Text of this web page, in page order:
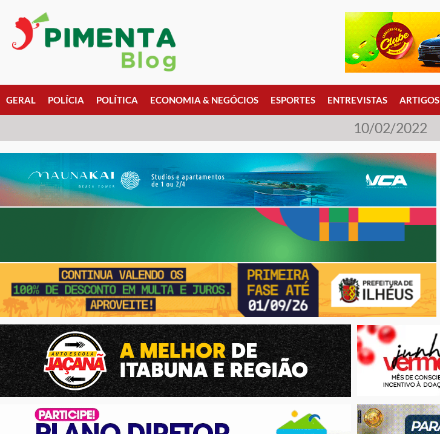
GERAL POLÍCIA POLÍTICA ECONOMIA & NEGÓCIOS ESPORTES ENTREVISTAS ARTIGOS
10/02/2022